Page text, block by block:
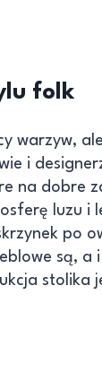
folk
warzyw,
i
na dobre
luzu i
po
są, a
stolika